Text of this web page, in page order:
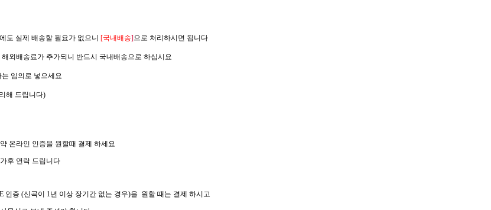
도 실제 배송할 필요가 없으니 [국내배송]으로 처리하시면 됩니다
외배송료가 추가되니 반드시 국내배송으로 하십시요
임의로 넣으세요
해 드립니다)
온라인 인증을 원할때 결제 하세요
후 연락 드립니다
인증 (신곡이 1년 이상 장기간 없는 경우)을 원할 때는 결제 하시고